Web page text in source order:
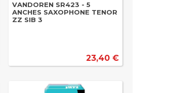
VANDOREN SR423 - 5
ANCHES SAXOPHONE TENOR
ZZ SIB 3
23,40 €